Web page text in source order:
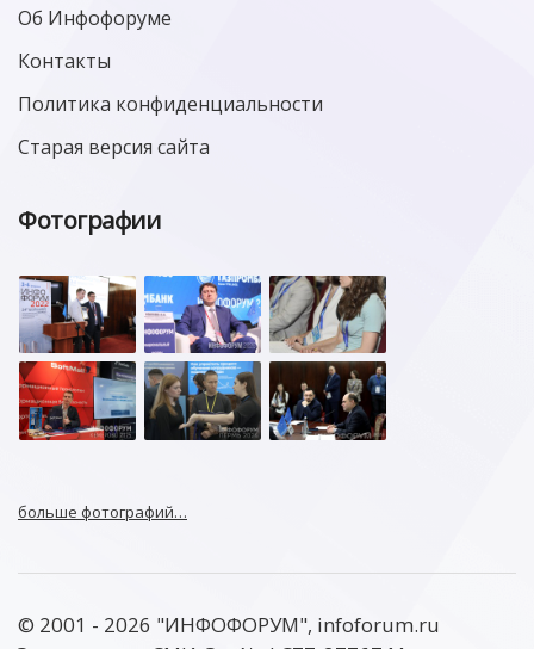
Об Инфофоруме
Контакты
Политика конфиденциальности
Старая версия сайта
Фотографии
больше фотографий…
© 2001 - 2026 "ИНФОФОРУМ", infoforum.ru